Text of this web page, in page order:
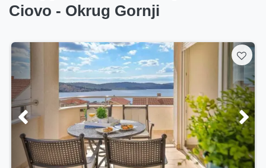
Ciovo - Okrug Gornji